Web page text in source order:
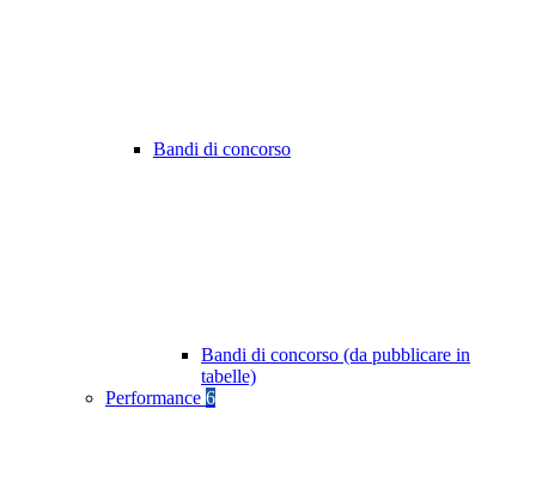
Bandi di concorso
Bandi di concorso (da pubblicare in
tabelle)
Performance 6